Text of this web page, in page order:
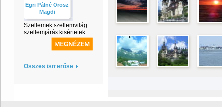
Egri Pálné Orosz
Magdi
Szellemek szellemvilág
szellemjárás kisértetek
Összes ismerőse